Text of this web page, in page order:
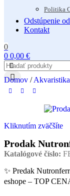
Politika
Odstúpenie
Kontakt
0
0 0,00 €
Domov / Akvaristika
Kliknutím zväčšíte
Prodak
Katalógové číslo:
✨ Predak
eshope – TOP